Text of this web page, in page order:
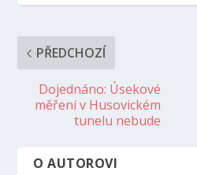
PŘEDCHOZÍ
Dojednáno: Úsekové
měření v Husovickém
tunelu nebude
O AUTOROVI